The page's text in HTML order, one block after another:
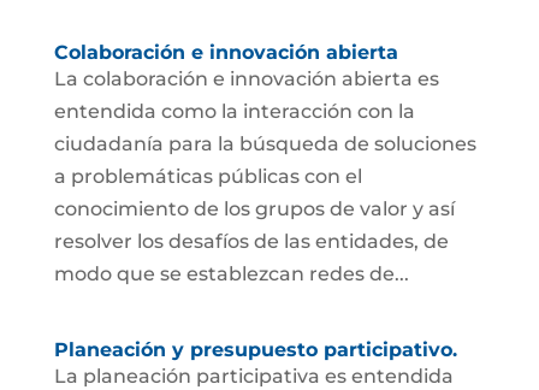
Colaboración e innovación abierta
La colaboración e innovación abierta es
entendida como la interacción con la
ciudadanía para la búsqueda de soluciones
a problemáticas públicas con el
conocimiento de los grupos de valor y así
resolver los desafíos de las entidades, de
modo que se establezcan redes de...
Planeación y presupuesto participativo.
La planeación participativa es entendida